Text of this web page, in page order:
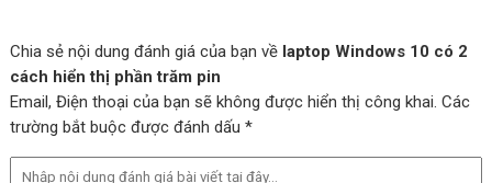
Chia sẻ nội dung đánh giá của bạn về laptop Windows 10 có 2
cách hiển thị phần trăm pin
Email, Điện thoại của bạn sẽ không được hiển thị công khai. Các
trường bắt buộc được đánh dấu *